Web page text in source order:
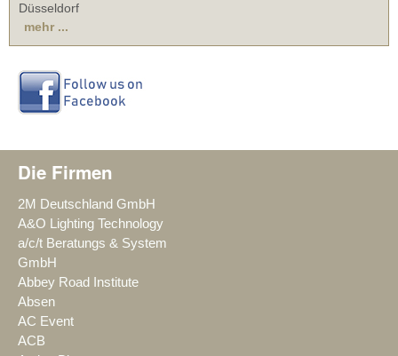
Düsseldorf
mehr ...
Die Firmen
2M Deutschland GmbH
A&O Lighting Technology
a/c/t Beratungs & System
GmbH
Abbey Road Institute
Absen
AC Event
ACB